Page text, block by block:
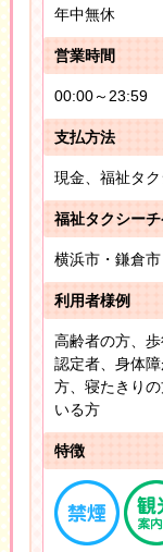
年中無休
営業時間
00:00～23:59
支払方法
現金、福祉タ
福祉タクシー
横浜市・鎌倉
利用者様例
高齢者の方、
認定者、身体
方、寝たきり
いる方
特徴